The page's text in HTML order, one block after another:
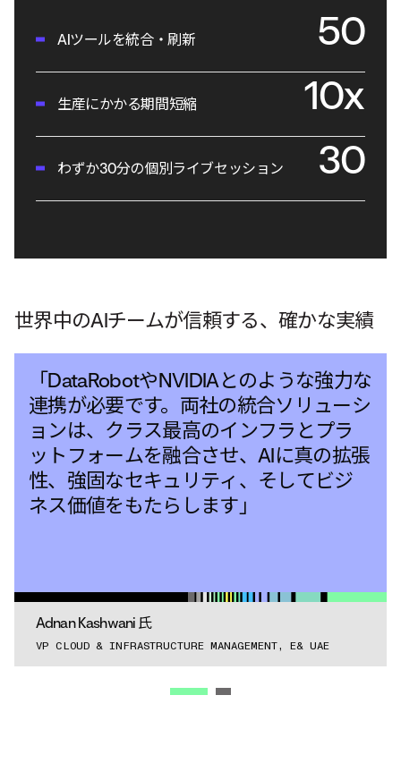
AIツールを統合・刷新 50
生産にかかる期間短縮 10x
わずか30分の個別ライブセッション 30
世界中のAIチームが信頼する、確かな実績
「DataRobotやNVIDIAとのような強力な
連携が必要です。両社の統合ソリューシ
ョンは、クラス最高のインフラとプラ
ットフォームを融合させ、AIに真の拡張
性、強固なセキュリティ、そしてビジ
ネス価値をもたらします」
Adnan Kashwani 氏
VP CLOUD & INFRASTRUCTURE MANAGEMENT, E& UAE